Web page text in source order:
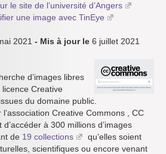
le site de l’université d’Angers
une image avec TinEye
2021 - Mis à jour le 6 juillet 2021
d’images libres
Creative
du domaine public.
l’association Creative Commons , CC
à 300 millions d’images
de 19 collections
qu’elles soient
scientifiques ou encore venant